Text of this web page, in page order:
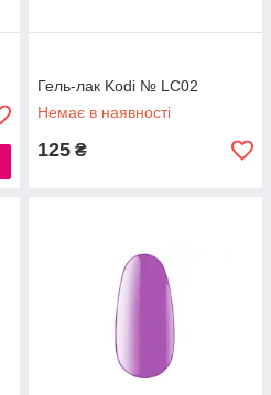
Гель-лак Kodi № LC02
Немає в наявності
125 ₴